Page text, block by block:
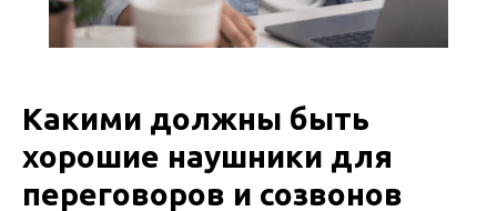
Какими должны быть
хорошие наушники для
переговоров и созвонов